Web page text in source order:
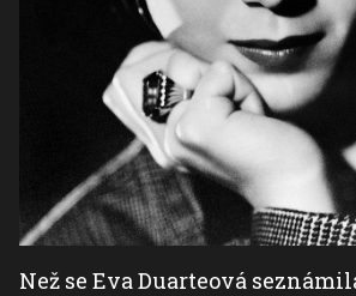
Než se Eva Duarteová